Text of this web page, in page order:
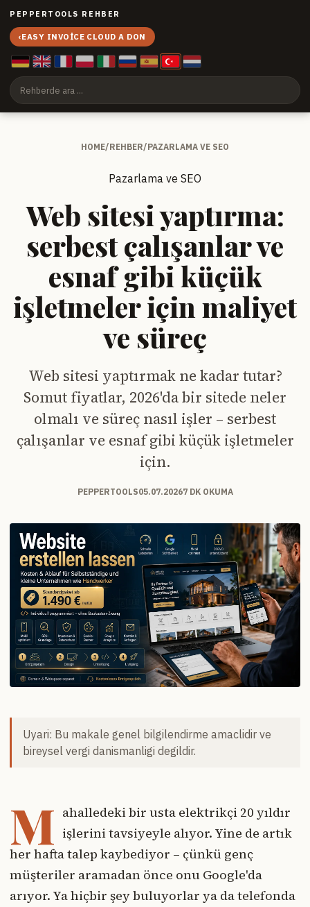
PEPPERTOOLS REHBER
‹EASY INVOICE CLOUD A DON
HOME/REHBER/PAZARLAMA VE SEO
Pazarlama ve SEO
Web sitesi yaptırma:
serbest çalışanlar ve
esnaf gibi küçük
işletmeler için maliyet
ve süreç
Web sitesi yaptırmak ne kadar tutar?
Somut fiyatlar, 2026'da bir sitede neler
olmalı ve süreç nasıl işler – serbest
çalışanlar ve esnaf gibi küçük işletmeler
için.
PEPPERTOOLS05.07.20267 DK OKUMA
Uyari: Bu makale genel bilgilendirme amaclidir ve
bireysel vergi danismanligi degildir.
M ahalledeki bir usta elektrikçi 20 yıldır
işlerini tavsiyeyle alıyor. Yine de artık
her hafta talep kaybediyor – çünkü genç
müşteriler aramadan önce onu Google'da
arıyor. Ya hiçbir şey buluyorlar ya da telefonda